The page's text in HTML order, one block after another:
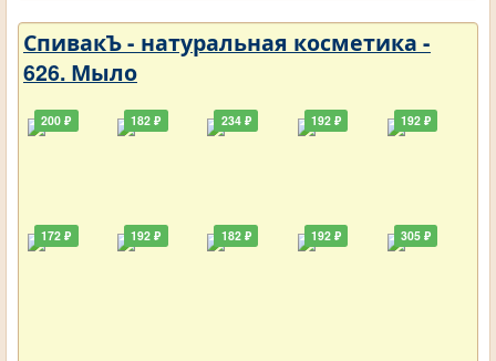
СпивакЪ - натуральная косметика -
626. Мыло
200 ₽
172 ₽
182 ₽
192 ₽
234 ₽
182 ₽
192 ₽
192 ₽
192 ₽
305 ₽